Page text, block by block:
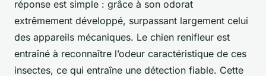
réponse est simple : grâce à son odorat
extrêmement développé, surpassant largement celui
des appareils mécaniques. Le chien renifleur est
entraîné à reconnaître l’odeur caractéristique de ces
insectes, ce qui entraîne une détection fiable. Cette